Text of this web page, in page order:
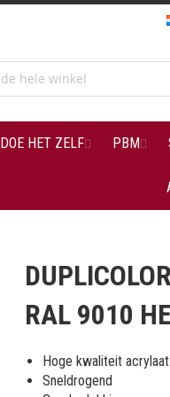
DOE HET ZELF PBM
RAL 9010
Hoge kwaliteit
Sneldrogend